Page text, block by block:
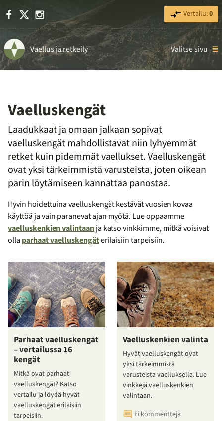
Facebook Instagram Vertailu:0
Vaellus ja retkeily Valitse sivu
Vaelluskengät
Laadukkaat ja omaan jalkaan sopivat
vaelluskengät mahdollistavat niin lyhyemmät
retket kuin pidemmät vaellukset. Vaelluskengät
ovat yksi tärkeimmistä varusteista, joten oikean
parin löytämiseen kannattaa panostaa.
Hyvin hoidettuina vaelluskengät kestävät vuosien kovaa
käyttöä ja vain paranevat ajan myötä. Lue oppaamme
vaelluskenkien valintaanja katso vinkkimme, mitkä voisivat
olla parhaat vaelluskengäterilaisiin tarpeisiin.
Parhaat vaelluskengät
– vertailussa 16
kengät
Mitkä ovat parhaat
vaelluskengät? Katso
vertailu ja löydä hyvät
vaelluskengät erilaisiin
tarpeisiin.
Vaelluskenkien valinta
Hyvät vaelluskengät ovat
yksi tärkeimmistä
varusteista vaelluksella. Lue
vinkkejä vaelluskenkien
valintaan.
Ei kommentteja